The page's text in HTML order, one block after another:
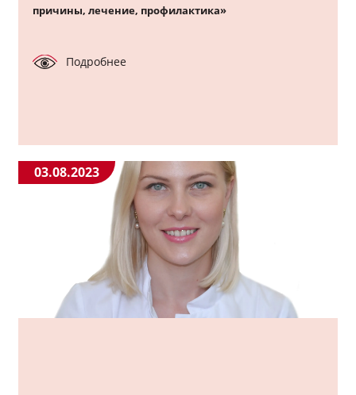
причины, лечение, профилактика»
Подробнее
03.08.2023